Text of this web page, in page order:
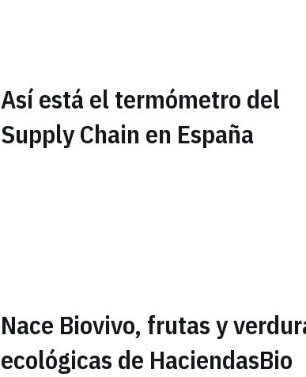
Así está el termómetro del
Supply Chain en España
Nace Biovivo, frutas y
ecológicas de HaciendasBio